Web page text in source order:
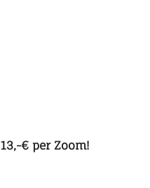
€ per Zoom!